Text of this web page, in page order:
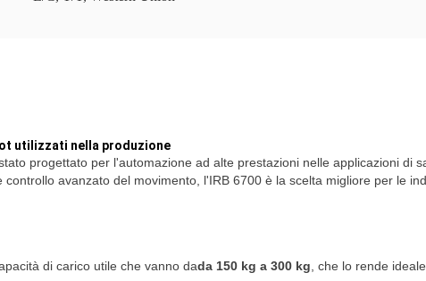
utilizzati nella produzione
progettato per l'automazione ad alte prestazioni nelle applicazioni di
controllo avanzato del movimento, l'IRB 6700 è la scelta migliore per le
di carico utile che vanno dada 150 kg a 300 kg , che lo rende